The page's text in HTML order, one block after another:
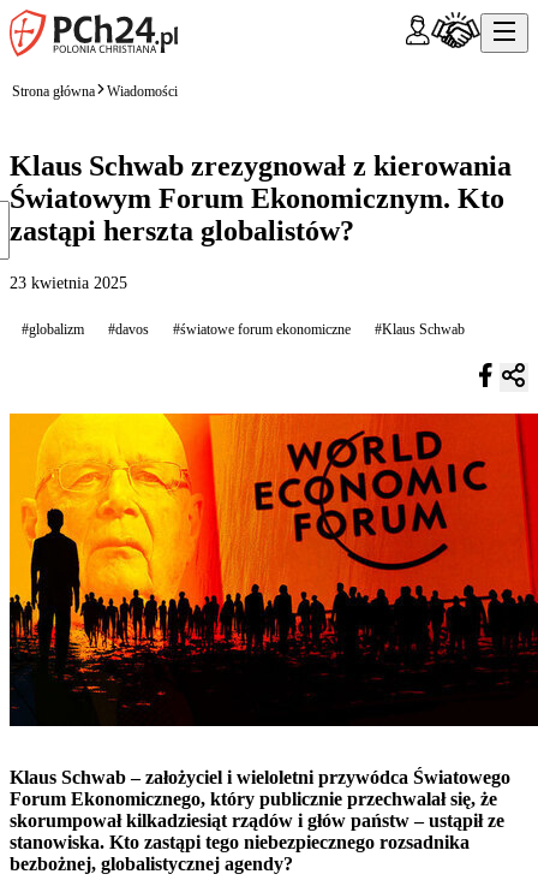
Strona główna Wiadomości
Klaus Schwab zrezygnował z kierowania
Światowym Forum Ekonomicznym. Kto
zastąpi herszta globalistów?
23 kwietnia 2025
#globalizm #davos #światowe forum ekonomiczne #Klaus Schwab
Klaus Schwab – założyciel i wieloletni przywódca Światowego
Forum Ekonomicznego, który publicznie przechwalał się, że
skorumpował kilkadziesiąt rządów i głów państw – ustąpił ze
stanowiska. Kto zastąpi tego niebezpiecznego rozsadnika
bezbożnej, globalistycznej agendy?